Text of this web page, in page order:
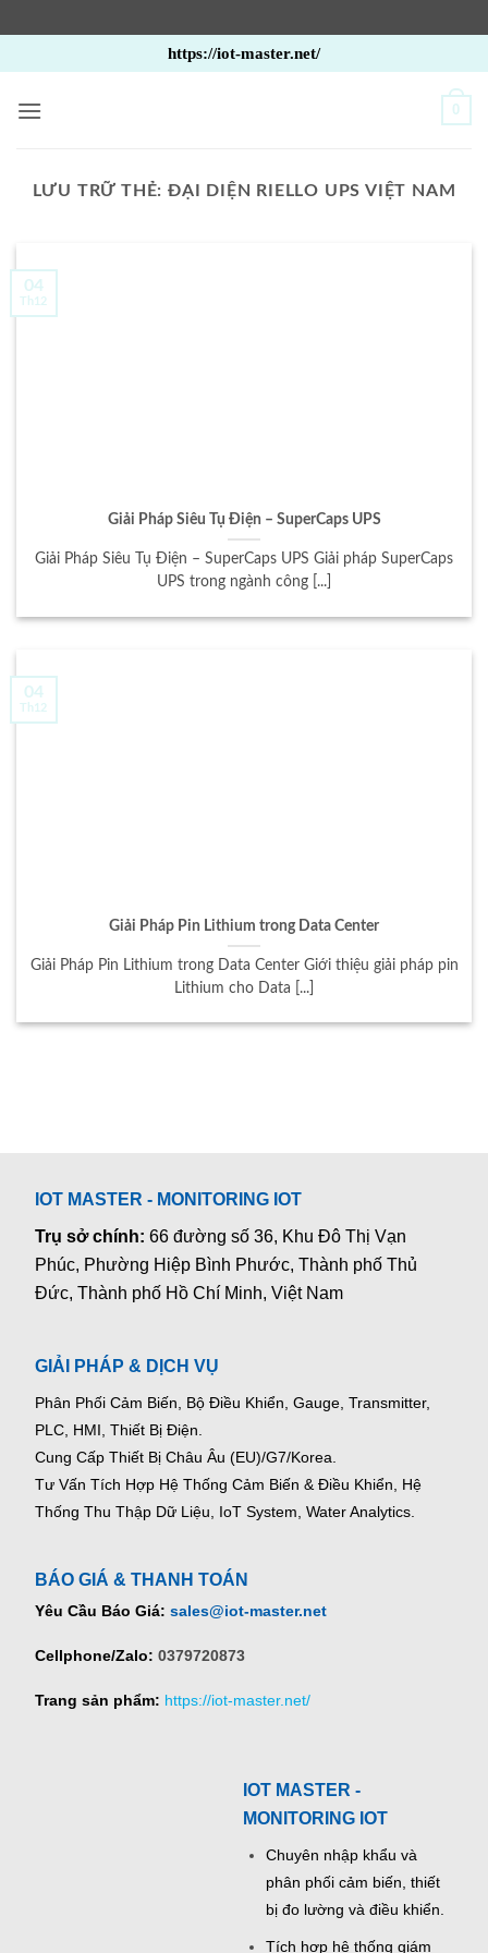
qua
nội
https://iot-master.net/
0
LƯU TRỮ THẺ: ĐẠI DIỆN RIELLO UPS VIỆT NAM
Giải Pháp Siêu Tụ Điện – SuperCaps UPS
Giải Pháp Siêu Tụ Điện – SuperCaps UPS Giải pháp SuperCaps
UPS trong ngành công [...]
04
Th12
Giải Pháp Pin Lithium trong Data Center
Giải Pháp Pin Lithium trong Data Center Giới thiệu giải pháp pin
Lithium cho Data [...]
04
Th12
IOT MASTER - MONITORING IOT
Trụ sở chính:66 đường số 36, Khu Đô Thị Vạn
Phúc, Phường Hiệp Bình Phước, Thành phố Thủ
Đức, Thành phố Hồ Chí Minh, Việt Nam
GIẢI PHÁP & DỊCH VỤ
Phân Phối Cảm Biến, Bộ Điều Khiển, Gauge, Transmitter,
PLC, HMI, Thiết Bị Điện.
Cung Cấp Thiết Bị Châu Âu (EU)/G7/Korea.
Tư Vấn Tích Hợp Hệ Thống Cảm Biến & Điều Khiển, Hệ
Thống Thu Thập Dữ Liệu, IoT System, Water Analytics.
BÁO GIÁ & THANH TOÁN
Yêu Cầu Báo Giá: sales@iot-master.net
Cellphone/Zalo: 0379720873
Trang sản phẩm: https://iot-master.net/
IOT MASTER -
MONITORING IOT
Chuyên nhập khẩu và
phân phối cảm biến, thiết
bị đo lường và điều khiển.
Tích hợp hệ thống giám